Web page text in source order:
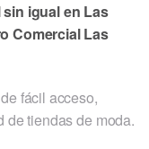
igual en Las
Comercial Las
fácil acceso,
de tiendas de moda.